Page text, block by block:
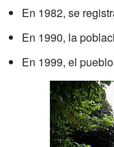
En 1982, se
En 1990, la
En 1999, el